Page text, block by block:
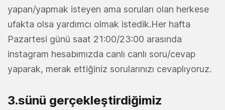
yapan/yapmak isteyen ama soruları olan herkese
ufakta olsa yardımcı olmak istedik.Her hafta
Pazartesi günü saat 21:00/23:00 arasında
instagram hesabımızda canlı canlı soru/cevap
yaparak, merak ettiğiniz sorularınızı cevaplıyoruz.
3.sünü gerçekleştirdiğimiz